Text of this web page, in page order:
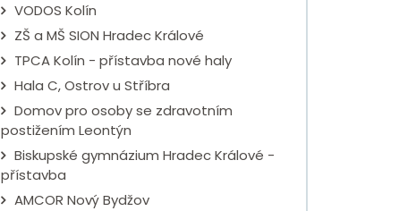
VODOS Kolín
ZŠ a MŠ SION Hradec Králové
TPCA Kolín - přístavba nové haly
Hala C, Ostrov u Stříbra
Domov pro osoby se zdravotním
postižením Leontýn
Biskupské gymnázium Hradec Králové -
přístavba
AMCOR Nový Bydžov